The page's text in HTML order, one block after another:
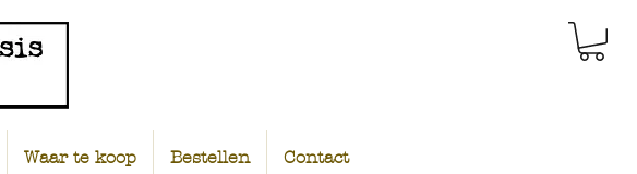
Waar te koop Bestellen Contact